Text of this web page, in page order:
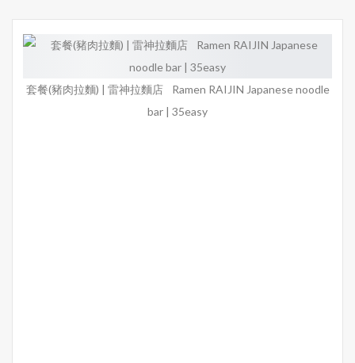
套餐(豬肉拉麵) | 雷神拉麵店 Ramen RAIJIN Japanese noodle
bar | 35easy